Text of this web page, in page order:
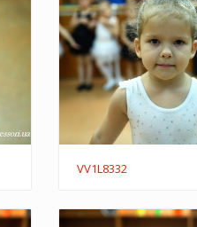
VV1L8332